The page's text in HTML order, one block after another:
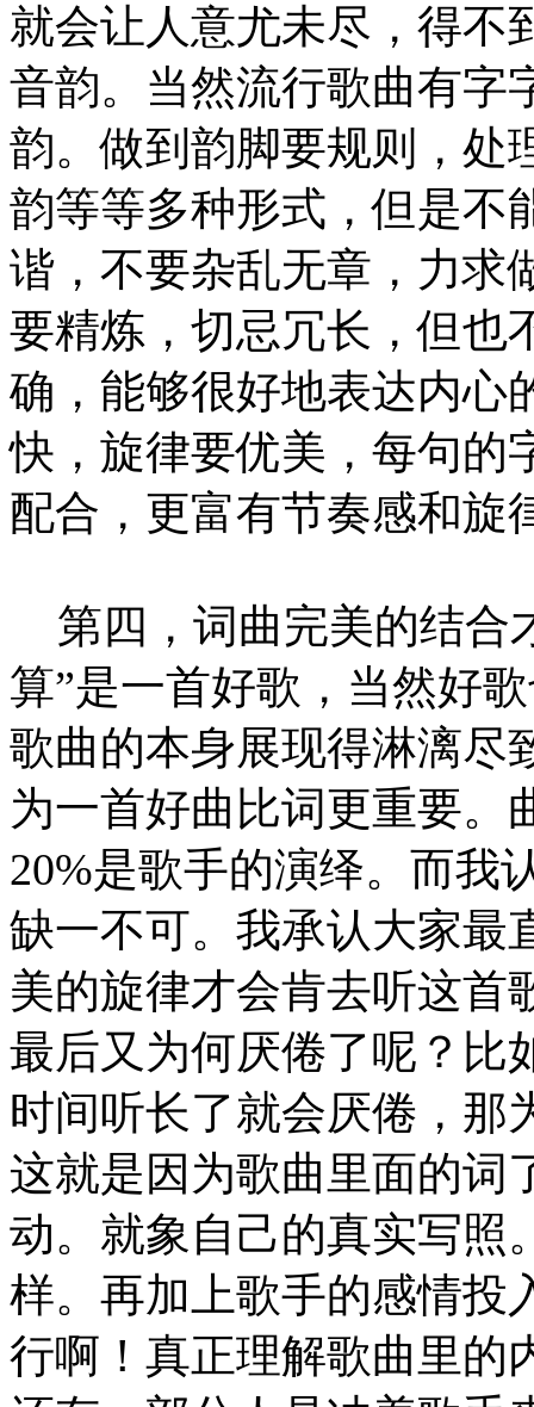
就会让人意尤未尽，得不
音韵。当然流行歌曲有字
韵。做到韵脚要规则，处
韵等等多种形式，但是不
谐，不要杂乱无章，力求
要精炼，切忌冗长，但也
确，能够很好地表达内心
快，旋律要优美，每句的
配合，更富有节奏感和旋
第四，词曲完美的结合
算”是一首好歌，当然好
歌曲的本身展现得淋漓尽
为一首好曲比词更重要。
20%是歌手的演绎。而我
缺一不可。我承认大家最
美的旋律才会肯去听这首
最后又为何厌倦了呢？比
时间听长了就会厌倦，那
这就是因为歌曲里面的词
动。就象自己的真实写照
样。再加上歌手的感情投
行啊！真正理解歌曲里的